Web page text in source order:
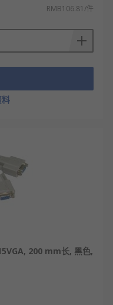
RMB106.81/件
料
200 mm长, 黑色,